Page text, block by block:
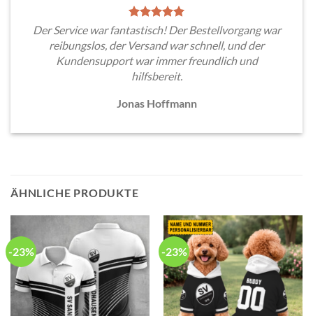
Der Service war fantastisch! Der Bestellvorgang war
reibungslos, der Versand war schnell, und der
Kundensupport war immer freundlich und
hilfsbereit.
Jonas Hoffmann
ÄHNLICHE PRODUKTE
-23% -23%